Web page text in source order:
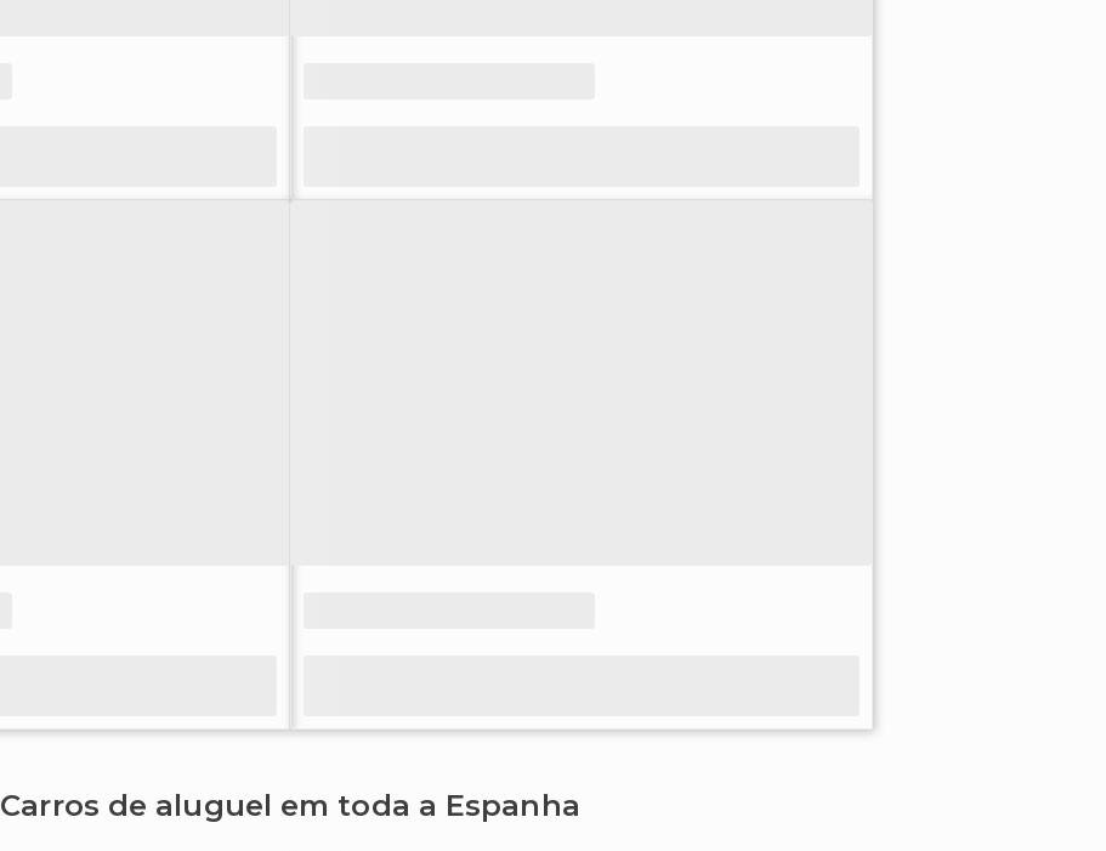
Carros de aluguel em toda a Espanha